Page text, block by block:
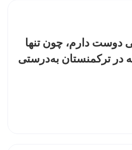
دوست دارم، چون تنها
ترکمنستان به‌درستی